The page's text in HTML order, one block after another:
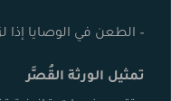
– الطعن في الوصايا إذا
تمثيل الورثة القُصَّر